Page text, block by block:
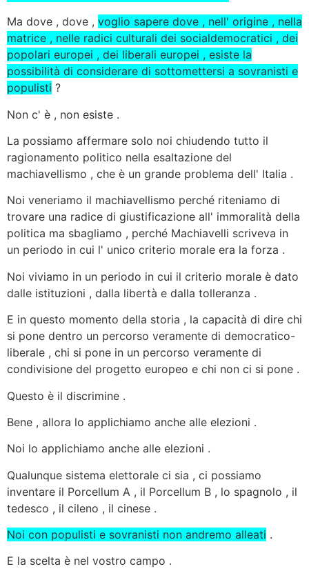
Ma dove , dove , voglio sapere dove , nell' origine , nella
matrice , nelle radici culturali dei socialdemocratici , dei
popolari europei , dei liberali europei , esiste la
possibilità di considerare di sottomettersi a sovranisti e
populisti ?
Non c' è , non esiste .
La possiamo affermare solo noi chiudendo tutto il
ragionamento politico nella esaltazione del
machiavellismo , che è un grande problema dell' Italia .
Noi veneriamo il machiavellismo perché riteniamo di
trovare una radice di giustificazione all' immoralità della
politica ma sbagliamo , perché Machiavelli scriveva in
un periodo in cui l' unico criterio morale era la forza .
Noi viviamo in un periodo in cui il criterio morale è dato
dalle istituzioni , dalla libertà e dalla tolleranza .
E in questo momento della storia , la capacità di dire chi
si pone dentro un percorso veramente di democratico-
liberale , chi si pone in un percorso veramente di
condivisione del progetto europeo e chi non ci si pone .
Questo è il discrimine .
Bene , allora lo applichiamo anche alle elezioni .
Noi lo applichiamo anche alle elezioni .
Qualunque sistema elettorale ci sia , ci possiamo
inventare il Porcellum A , il Porcellum B , lo spagnolo , il
tedesco , il cileno , il cinese .
Noi con populisti e sovranisti non andremo alleati .
E la scelta è nel vostro campo .